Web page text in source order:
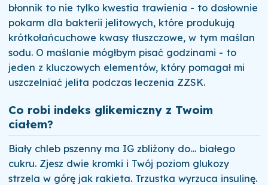
błonnik to nie tylko kwestia trawienia - to dosłownie
pokarm dla bakterii jelitowych, które produkują
krótkołańcuchowe kwasy tłuszczowe, w tym maślan
sodu. O maślanie mógłbym pisać godzinami - to
jeden z kluczowych elementów, który pomagał mi
uszczelniać jelita podczas leczenia ZZSK.
Co robi indeks glikemiczny z Twoim
ciałem?
Biały chleb pszenny ma IG zbliżony do… białego
cukru. Zjesz dwie kromki i Twój poziom glukozy
strzela w górę jak rakieta. Trzustka wyrzuca insulinę.